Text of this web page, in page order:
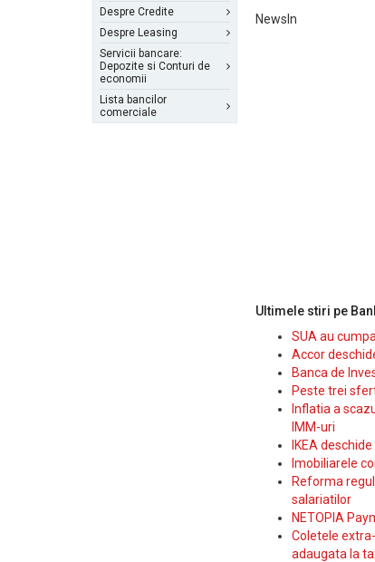
Despre Credite
Despre Leasing
Servicii bancare:
Depozite si Conturi de
economii
Lista bancilor
comerciale
NewsIn
Ultimele stiri pe
SUA au
Accor
Banca de
Peste trei
Inflatia a
IMM-uri
IKEA
Imobiliarele
Reforma
salariatilor
NETOPIA
Coletele
adaugata la